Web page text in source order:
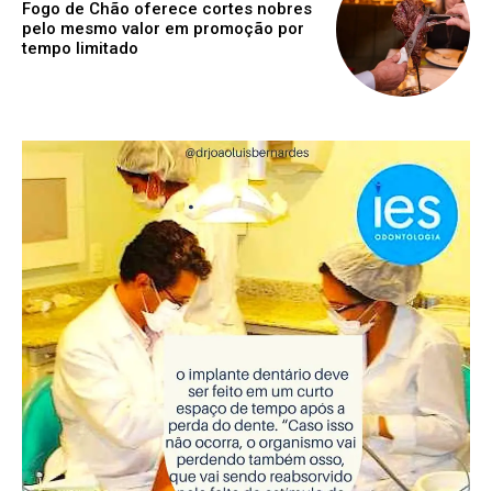
Fogo de Chão oferece cortes nobres
pelo mesmo valor em promoção por
tempo limitado